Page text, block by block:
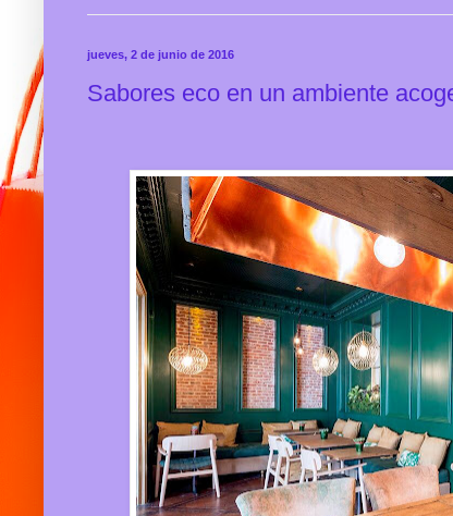
jueves, 2 de junio de 2016
Sabores eco en un ambiente